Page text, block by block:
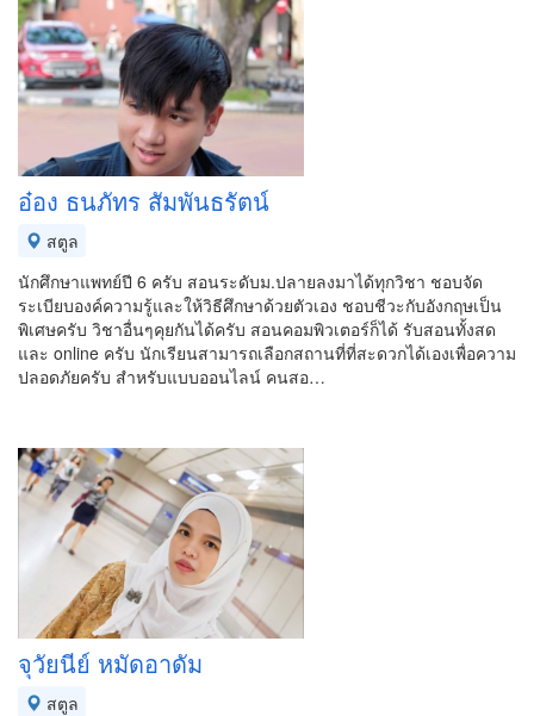
อ๋อง​ ธนภัทร​ สัมพันธ​รัตน์​
สตูล
นักศึกษา​แพทย์​ปี​ 6 ครับ​ สอนระดับ​ม.ปลายลงมาได้ทุกวิชา​ ชอบจัด
ระเบียบ​องค์​ความรู้​และให้วิธีศึกษา​ด้วยตัวเอง​ ชอบชีวะกับอังกฤษ​เป็น
พิเศษ​ครับ​ วิชาอื่นๆคุยกันได้ครับ สอนคอมพิวเตอร์​ก็ได้ รับสอนทั้งสด
และ online ครับ นักเรียนสามารถเลือกสถานที่ที่สะดวกได้เองเพื่อความ
ปลอดภัยครับ สำหรับแบบออนไลน์ คนสอ…
จุวัยนีย์ หมัดอาดัม
สตูล